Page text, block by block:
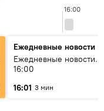
16:00
Ежедневные новости
Ежедневные новости.
16:00
16:01 3 мин